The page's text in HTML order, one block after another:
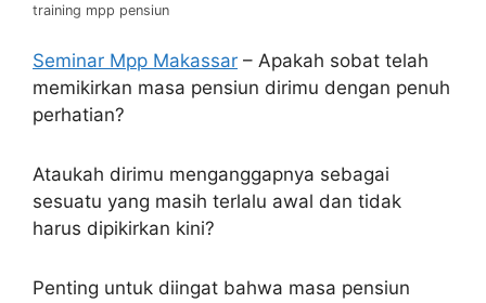
training mpp pensiun
Seminar Mpp Makassar – Apakah sobat telah
memikirkan masa pensiun dirimu dengan penuh
perhatian?
Ataukah dirimu menganggapnya sebagai
sesuatu yang masih terlalu awal dan tidak
harus dipikirkan kini?
Penting untuk diingat bahwa masa pensiun